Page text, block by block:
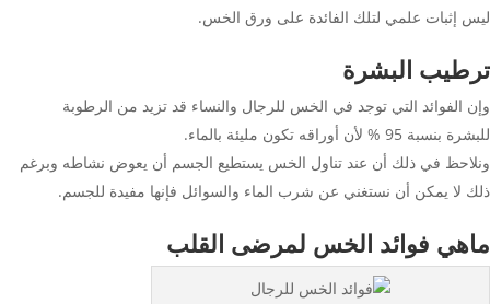
ليس إثبات علمي لتلك الفائدة على ورق الخس.
ترطيب البشرة
وإن الفوائد التي توجد في الخس للرجال والنساء قد تزيد من الرطوبة
للبشرة بنسبة 95 % لأن أوراقه تكون مليئة بالماء.
ونلاحظ في ذلك أن عند تناول الخس يستطيع الجسم أن يعوض نشاطه وبرغم
ذلك لا يمكن أن نستغني عن شرب الماء والسوائل فإنها مفيدة للجسم.
ماهي فوائد الخس لمرضى القلب